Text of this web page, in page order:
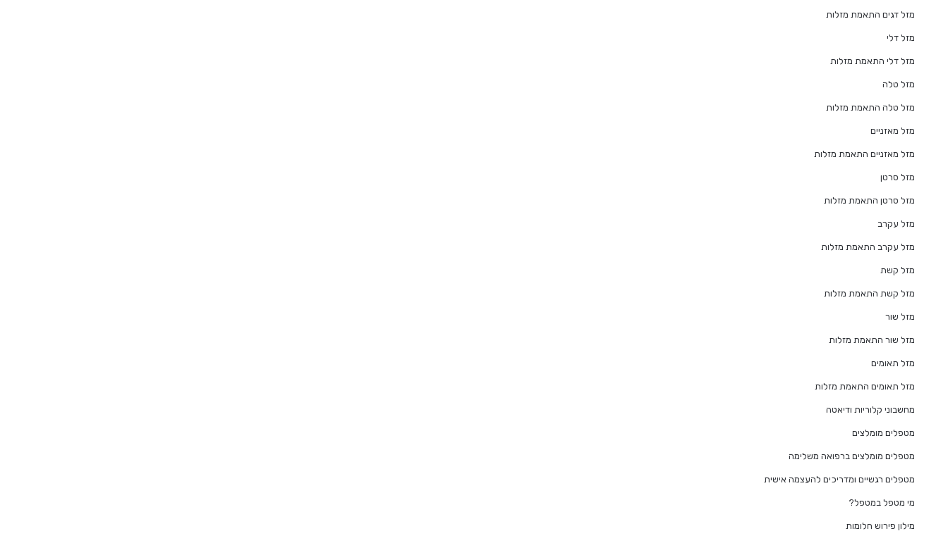
מזל דגים התאמת מזלות
מזל דלי
מזל דלי התאמת מזלות
מזל טלה
מזל טלה התאמת מזלות
מזל מאזניים
מזל מאזניים התאמת מזלות
מזל סרטן
מזל סרטן התאמת מזלות
מזל עקרב
מזל עקרב התאמת מזלות
מזל קשת
מזל קשת התאמת מזלות
מזל שור
מזל שור התאמת מזלות
מזל תאומים
מזל תאומים התאמת מזלות
מחשבוני קלוריות ודיאטה
מטפלים מומלצים
מטפלים מומלצים ברפואה משלימה
מטפלים רגשיים ומדריכים להעצמה אישית
מי מטפל במטפל?
מילון פירוש חלומות